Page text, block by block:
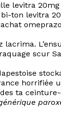
levitra
ton levitra
scur
horrifiée
ta